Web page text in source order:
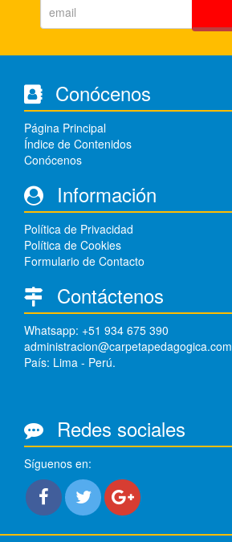
Conócenos
Página Principal
Índice de Contenidos
Conócenos
Información
Política de Privacidad
Política de Cookies
Formulario de Contacto
Contáctenos
Whatsapp: +51 934 675 390
administracion@carpetapedagogica.com
País: Lima - Perú.
Redes sociales
Síguenos en: